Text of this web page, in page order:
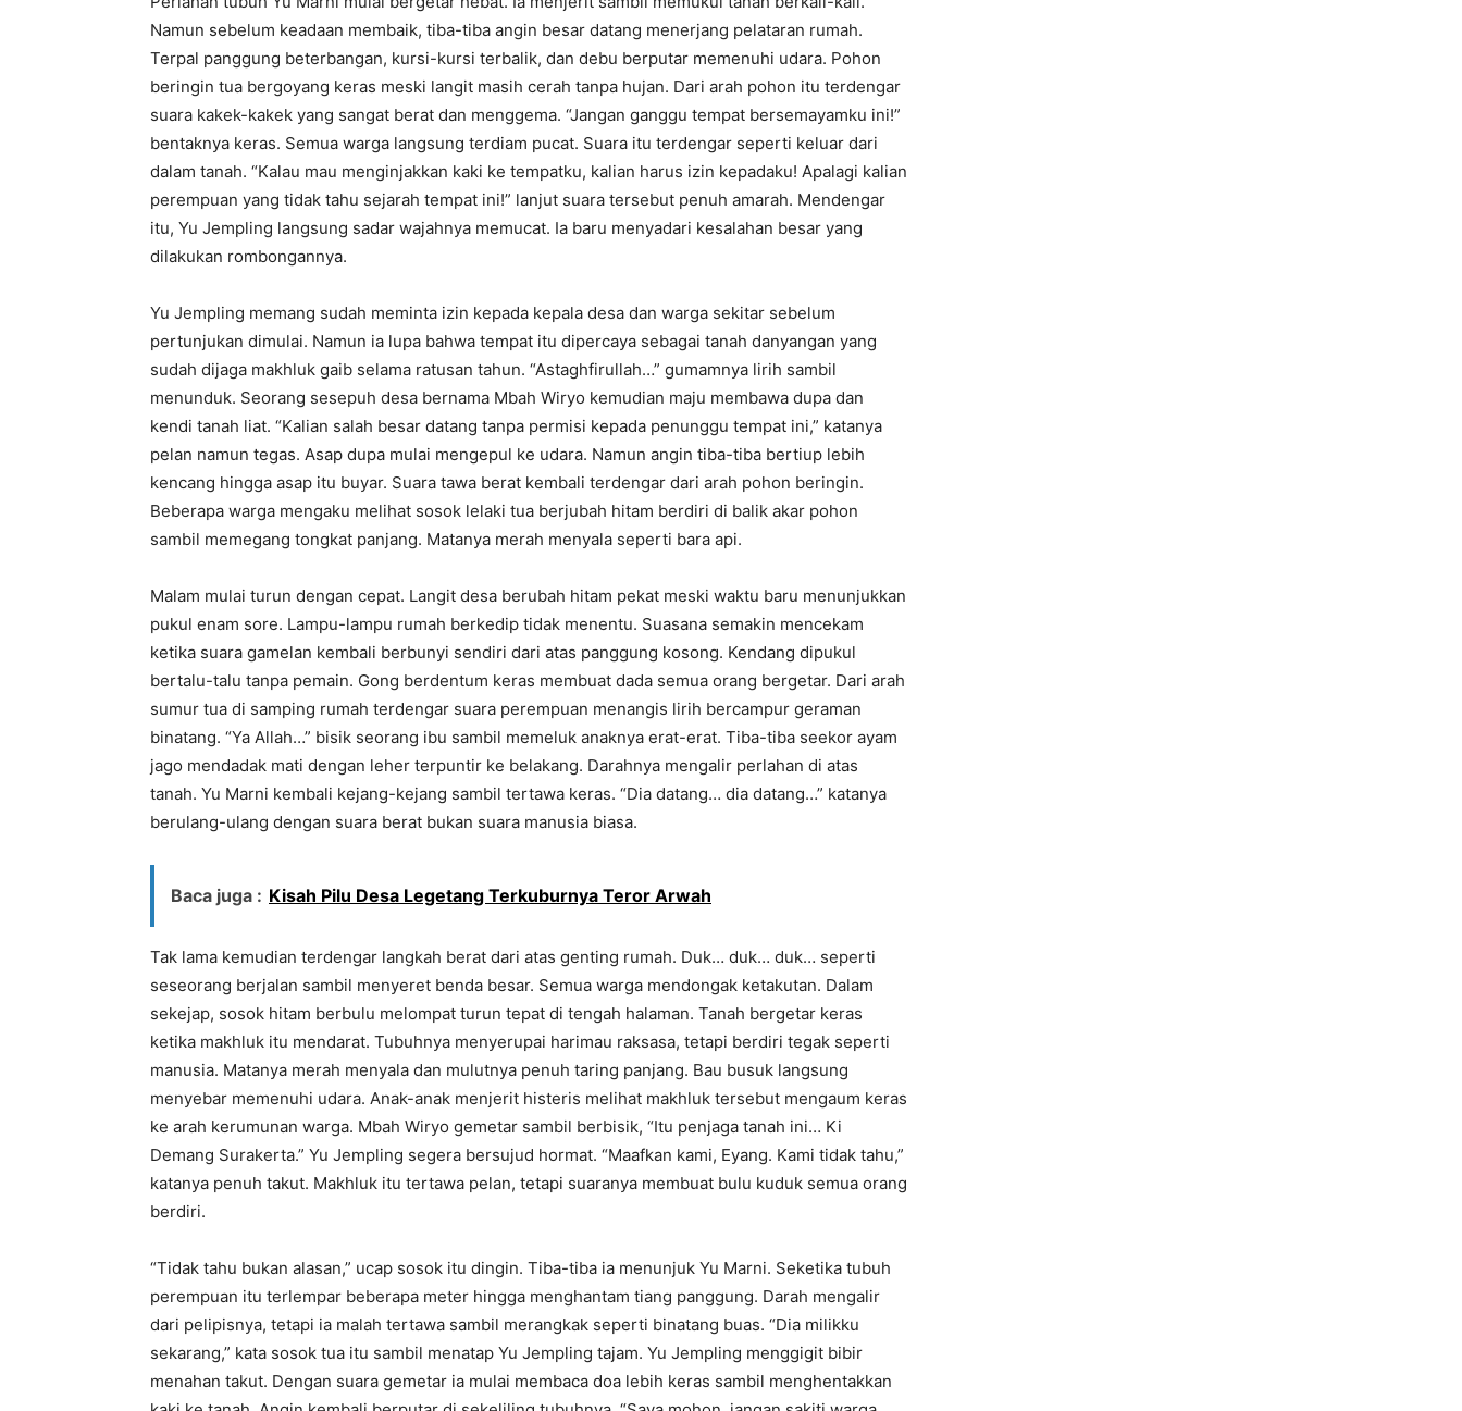
Namun sebelum keadaan membaik, tiba-tiba angin besar datang menerjang pelataran rumah.
Terpal panggung beterbangan, kursi-kursi terbalik, dan debu berputar memenuhi udara. Pohon
beringin tua bergoyang keras meski langit masih cerah tanpa hujan. Dari arah pohon itu terdengar
suara kakek-kakek yang sangat berat dan menggema. “Jangan ganggu tempat bersemayamku ini!”
bentaknya keras. Semua warga langsung terdiam pucat. Suara itu terdengar seperti keluar dari
dalam tanah. “Kalau mau menginjakkan kaki ke tempatku, kalian harus izin kepadaku! Apalagi kalian
perempuan yang tidak tahu sejarah tempat ini!” lanjut suara tersebut penuh amarah. Mendengar
itu, Yu Jempling langsung sadar wajahnya memucat. Ia baru menyadari kesalahan besar yang
dilakukan rombongannya.
Yu Jempling memang sudah meminta izin kepada kepala desa dan warga sekitar sebelum
pertunjukan dimulai. Namun ia lupa bahwa tempat itu dipercaya sebagai tanah danyangan yang
sudah dijaga makhluk gaib selama ratusan tahun. “Astaghfirullah…” gumamnya lirih sambil
menunduk. Seorang sesepuh desa bernama Mbah Wiryo kemudian maju membawa dupa dan
kendi tanah liat. “Kalian salah besar datang tanpa permisi kepada penunggu tempat ini,” katanya
pelan namun tegas. Asap dupa mulai mengepul ke udara. Namun angin tiba-tiba bertiup lebih
kencang hingga asap itu buyar. Suara tawa berat kembali terdengar dari arah pohon beringin.
Beberapa warga mengaku melihat sosok lelaki tua berjubah hitam berdiri di balik akar pohon
sambil memegang tongkat panjang. Matanya merah menyala seperti bara api.
Malam mulai turun dengan cepat. Langit desa berubah hitam pekat meski waktu baru menunjukkan
pukul enam sore. Lampu-lampu rumah berkedip tidak menentu. Suasana semakin mencekam
ketika suara gamelan kembali berbunyi sendiri dari atas panggung kosong. Kendang dipukul
bertalu-talu tanpa pemain. Gong berdentum keras membuat dada semua orang bergetar. Dari arah
sumur tua di samping rumah terdengar suara perempuan menangis lirih bercampur geraman
binatang. “Ya Allah…” bisik seorang ibu sambil memeluk anaknya erat-erat. Tiba-tiba seekor ayam
jago mendadak mati dengan leher terpuntir ke belakang. Darahnya mengalir perlahan di atas
tanah. Yu Marni kembali kejang-kejang sambil tertawa keras. “Dia datang… dia datang…” katanya
berulang-ulang dengan suara berat bukan suara manusia biasa.
Baca juga : Kisah Pilu Desa Legetang Terkuburnya Teror Arwah
Tak lama kemudian terdengar langkah berat dari atas genting rumah. Duk… duk… duk… seperti
seseorang berjalan sambil menyeret benda besar. Semua warga mendongak ketakutan. Dalam
sekejap, sosok hitam berbulu melompat turun tepat di tengah halaman. Tanah bergetar keras
ketika makhluk itu mendarat. Tubuhnya menyerupai harimau raksasa, tetapi berdiri tegak seperti
manusia. Matanya merah menyala dan mulutnya penuh taring panjang. Bau busuk langsung
menyebar memenuhi udara. Anak-anak menjerit histeris melihat makhluk tersebut mengaum keras
ke arah kerumunan warga. Mbah Wiryo gemetar sambil berbisik, “Itu penjaga tanah ini… Ki
Demang Surakerta.” Yu Jempling segera bersujud hormat. “Maafkan kami, Eyang. Kami tidak tahu,”
katanya penuh takut. Makhluk itu tertawa pelan, tetapi suaranya membuat bulu kuduk semua orang
berdiri.
“Tidak tahu bukan alasan,” ucap sosok itu dingin. Tiba-tiba ia menunjuk Yu Marni. Seketika tubuh
perempuan itu terlempar beberapa meter hingga menghantam tiang panggung. Darah mengalir
dari pelipisnya, tetapi ia malah tertawa sambil merangkak seperti binatang buas. “Dia milikku
sekarang,” kata sosok tua itu sambil menatap Yu Jempling tajam. Yu Jempling menggigit bibir
menahan takut. Dengan suara gemetar ia mulai membaca doa lebih keras sambil menghentakkan